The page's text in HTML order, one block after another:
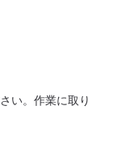
い。作業に取り